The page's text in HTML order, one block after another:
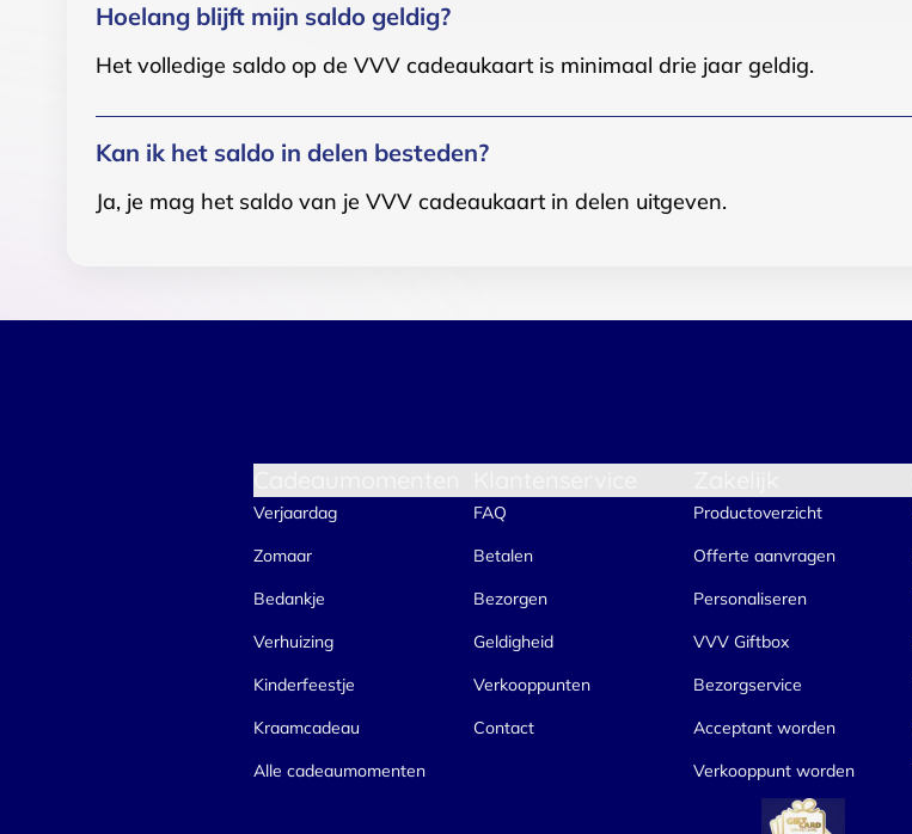
Hoelang blijft mijn saldo geldig?
Het volledige saldo op de VVV cadeaukaart is minimaal drie jaar geldig.
Kan ik het saldo in delen besteden?
Ja, je mag het saldo van je VVV cadeaukaart in delen uitgeven.
Verjaardag
Zomaar
Bedankje
Verhuizing
Kinderfeestje
Kraamcadeau
Alle cadeaumomenten
FAQ
Betalen
Bezorgen
Geldigheid
Verkooppunten
Contact
Productoverzicht
Offerte aanvragen
Personaliseren
VVV Giftbox
Bezorgservice
Acceptant worden
Verkooppunt worden